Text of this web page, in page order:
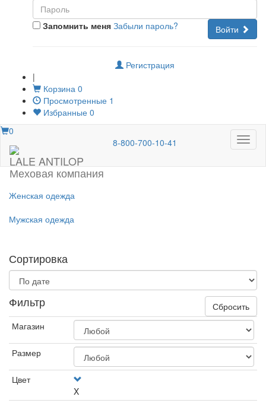
Запомнить меня Войти
Забыли пароль?
Регистрация
|
Корзина 0
Просмотренные 1
Избранные 0
Меню
0
LALE ANTILOP
Меховая компания
8-800-700-10-41
Женская одежда
Мужская одежда
Сортировка
Фильтр
Сбросить
Магазин
Размер
Цвет
X